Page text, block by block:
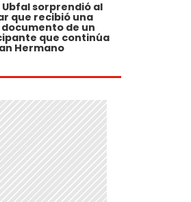
Ubfal sorprendió al
que recibió una
de un
que continúa
Hermano